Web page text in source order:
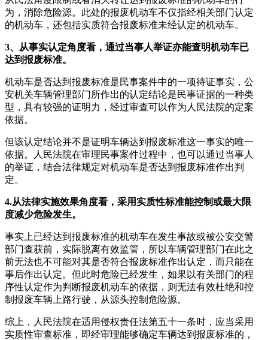
为，消除危险源。此处的报废机动车不仅指经相关部门认定
的机动车，还包括实质符合报废标准未经认定的机动车。
3、从事实认定角度看，通过当事人举证亦能查明机动车已
达到报废标准。
机动车是否达到报废标准是民事案件中的一项待证事实，公
安机关车辆管理部门所作出的认定结论是民事证据的一种类
型，具有较强的证明力，经过审查可以作为人民法院的定案
依据。
但该认定结论并不是证明车辆达到报废标准这一事实的唯一
依据。人民法院在审理民事案件过程中，也可以通过当事人
的举证，结合法律规定对机动车是否达到报废标准作出判
定。
4.从法律实施效果角度看，采用实质性标准能控制或最大限
度减少危险发生。
事实上已经达到报废标准的机动车在发生事故或被公安交警
部门查获前，实际脱离有效监管，所以车辆管理部门在此之
前无法也不可能对其是否符合报废标准作出认定，而只能在
事后作出认定。但此时危险已经发生，如果以有关部门的程
序性认定作为判断报废机动车的依据，则无法有效杜绝和控
制报废车辆上路行驶，从源头控制危险源。
综上，人民法院在适用侵权责任法第五十一条时，应当采用
实质性审查标准，即经审理能够确定车辆达到报废标准的，